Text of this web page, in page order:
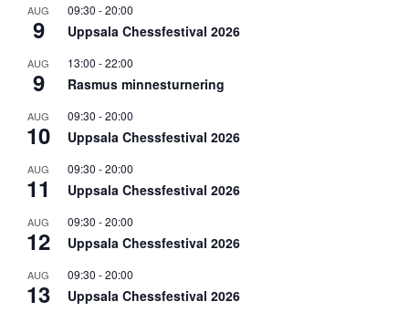
AUG
9
09:30 -20:00
Uppsala Chessfestival 2026
AUG
9
13:00 -22:00
Rasmus minnesturnering
AUG
10
09:30 -20:00
Uppsala Chessfestival 2026
AUG
11
09:30 -20:00
Uppsala Chessfestival 2026
AUG
12
09:30 -20:00
Uppsala Chessfestival 2026
AUG
13
09:30 -20:00
Uppsala Chessfestival 2026